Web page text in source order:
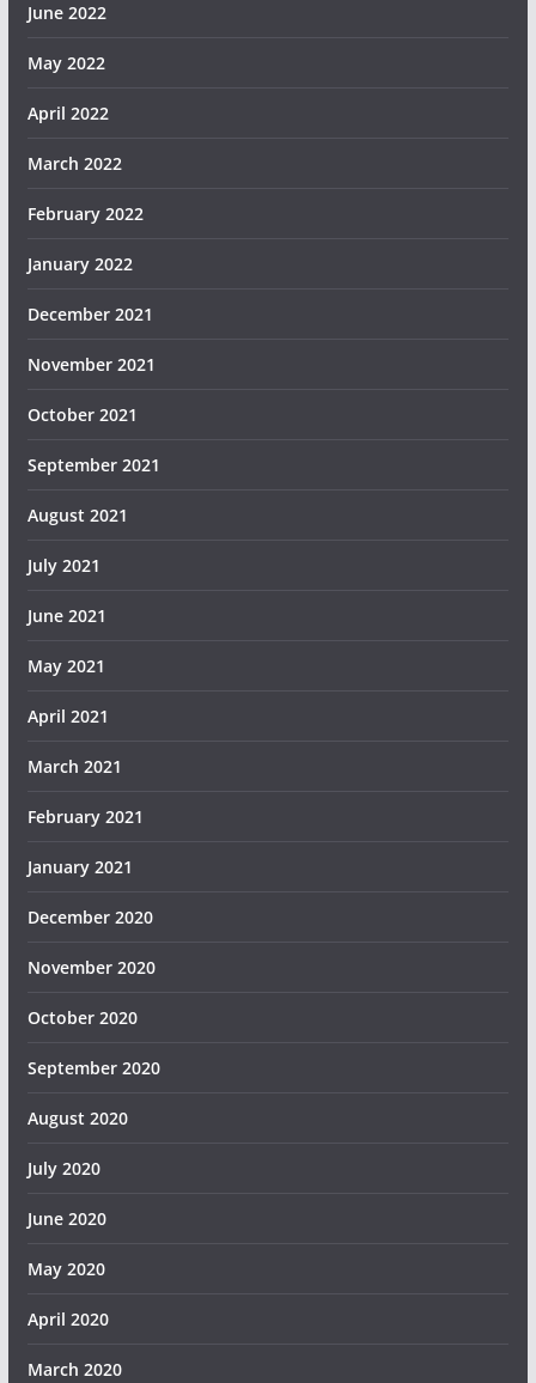
June 2022
May 2022
April 2022
March 2022
February 2022
January 2022
December 2021
November 2021
October 2021
September 2021
August 2021
July 2021
June 2021
May 2021
April 2021
March 2021
February 2021
January 2021
December 2020
November 2020
October 2020
September 2020
August 2020
July 2020
June 2020
May 2020
April 2020
March 2020